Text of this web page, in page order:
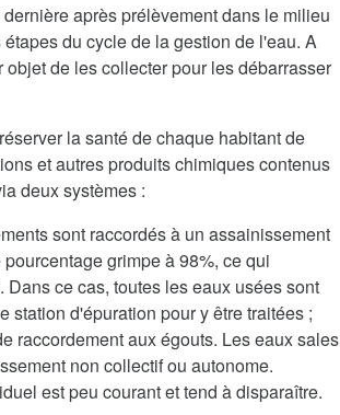
après prélèvement dans le milieu
du cycle de la gestion de l'eau. A
de les collecter pour les débarrasser
la santé de chaque habitant de
et autres produits chimiques contenus
deux systèmes :
sont raccordés à un assainissement
grimpe à 98%, ce qui
ce cas, toutes les eaux usées sont
d'épuration pour y être traitées ;
raccordement aux égouts. Les eaux sales
non collectif ou autonome.
est peu courant et tend à disparaître.